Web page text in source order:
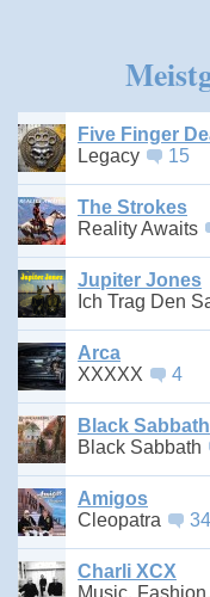
Five Finger
Legacy
15
The Strokes
Reality Awaits
Jupiter Jones
Ich Trag Den
Arca
XXXXX
4
Black Sabbath
Black Sabbath
Amigos
Cleopatra
34
Charli XCX
Music,